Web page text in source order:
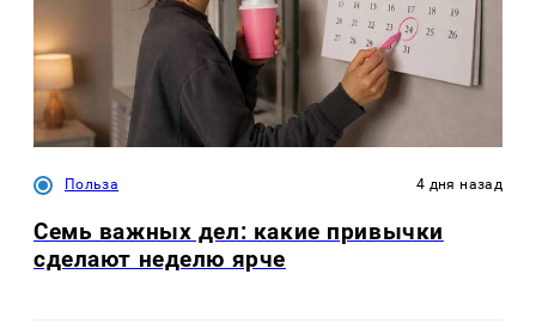
Польза 4 дня назад
Семь важных дел: какие привычки
сделают неделю ярче